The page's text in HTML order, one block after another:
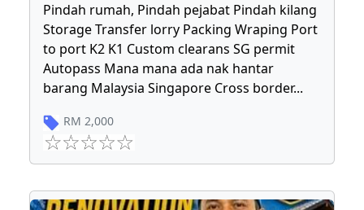
Pindah rumah, Pindah pejabat Pindah kilang
Storage Transfer lorry Packing Wraping Port
to port K2 K1 Custom clearans SG permit
Autopass Mana mana ada nak hantar
barang Malaysia Singapore Cross border...
RM 2,000